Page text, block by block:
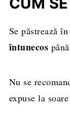
Se păstrează în
întunecos
Nu se
expuse la